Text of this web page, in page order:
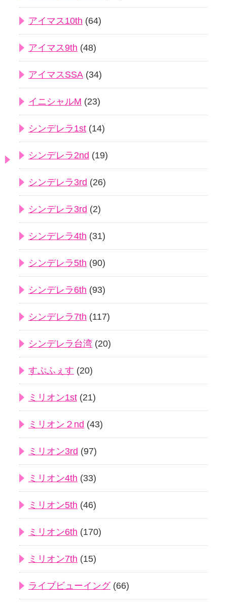
アイマス10th (64)
アイマス9th (48)
アイマスSSA (34)
イニシャルM (23)
シンデレラ1st (14)
シンデレラ2nd (19)
シンデレラ3rd (26)
シンデレラ3rd (2)
シンデレラ4th (31)
シンデレラ5th (90)
シンデレラ6th (93)
シンデレラ7th (117)
シンデレラ台湾 (20)
すぷふぇす (20)
ミリオン1st (21)
ミリオン２nd (43)
ミリオン3rd (97)
ミリオン4th (33)
ミリオン5th (46)
ミリオン6th (170)
ミリオン7th (15)
ライブビューイング(66)